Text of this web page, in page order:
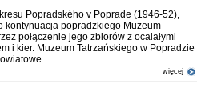
Popradského v Poprade (1946-52),
kontynuacja popradzkiego Muzeum
połączenie jego zbiorów z ocalałymi
i kier. Muzeum Tatrzańskiego w Popradzie
więcej